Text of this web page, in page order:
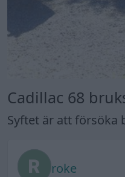
Cadillac 68
Syftet är att försöka
roke